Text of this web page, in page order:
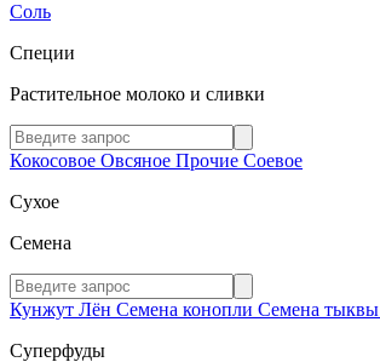
Соль
Специи
Растительное молоко и сливки
Кокосовое Овсяное Прочие Соевое
Сухое
Семена
Кунжут Лён Семена конопли Семена тыквы
Суперфуды